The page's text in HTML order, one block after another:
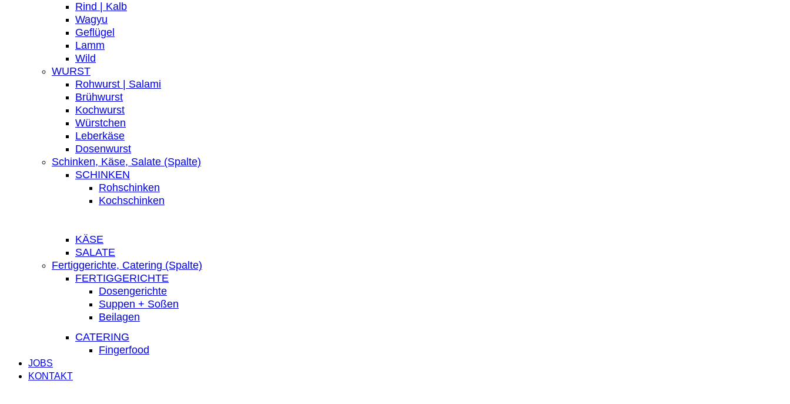
Rind | Kalb
Wagyu
Geflügel
Lamm
Wild
WURST
Rohwurst | Salami
Brühwurst
Kochwurst
Würstchen
Leberkäse
Dosenwurst
Schinken, Käse, Salate (Spalte)
SCHINKEN
Rohschinken
Kochschinken
KÄSE
SALATE
Fertiggerichte, Catering (Spalte)
FERTIGGERICHTE
Dosengerichte
Suppen + Soßen
Beilagen
CATERING
Fingerfood
JOBS
KONTAKT